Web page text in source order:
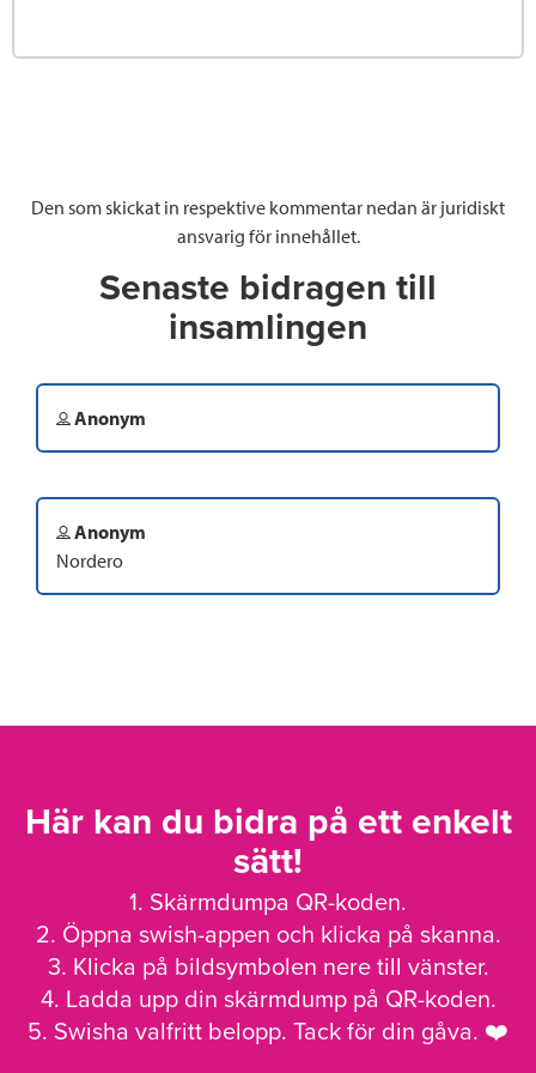
Den som skickat in respektive kommentar nedan är juridiskt
ansvarig för innehållet.
Senaste bidragen till
insamlingen
Anonym
Anonym
Nordero
Här kan du bidra på ett enkelt
sätt!
1. Skärmdumpa QR-koden.
2. Öppna swish-appen och klicka på skanna.
3. Klicka på bildsymbolen nere till vänster.
4. Ladda upp din skärmdump på QR-koden.
5. Swisha valfritt belopp. Tack för din gåva. ❤️